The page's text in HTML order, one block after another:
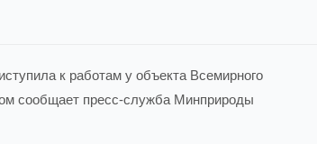
к работам у объекта Всемирного
сообщает пресс-служба Минприроды